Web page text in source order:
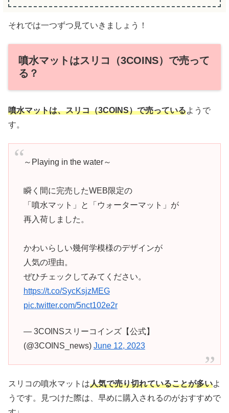
それでは一つずつ見ていきましょう！
噴水マットはスリコ（3COINS）で売って
る？
噴水マットは、スリコ（3COINS）で売っているようで
す。
～Playing in the water～
瞬く間に完売したWEB限定の
「噴水マット」と「ウォーターマット」が
再入荷しました。
かわいらしい幾何学模様のデザインが
人気の理由。
ぜひチェックしてみてください。
https://t.co/SycKsjzMEG
pic.twitter.com/5nct102e2r
— 3COINSスリーコインズ【公式】
(@3COINS_news) June 12, 2023
スリコの噴水マットは人気で売り切れていることが多いよ
うです。見つけた際は、早めに購入されるのがおすすめで